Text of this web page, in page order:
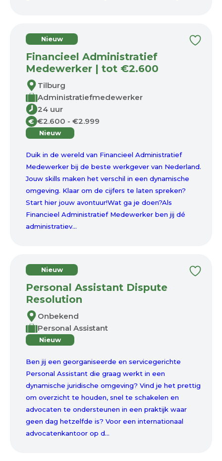
Nieuw
Financieel Administratief
Medewerker | tot €2.600
Tilburg
Administratiefmedewerker
24 uur
€ €2.600 - €2.999
Nieuw
Duik in de wereld van Financieel Administratief
Medewerker bij de beste werkgever van Nederland.
Jouw skills maken het verschil in een dynamische
omgeving. Klaar om de cijfers te laten spreken?
Start hier jouw avontuur!Wat ga je doen?Als
Financieel Administratief Medewerker ben jij dé
administratiev...
Nieuw
Personal Assistant Dispute
Resolution
Onbekend
Personal Assistant
Nieuw
Ben jij een georganiseerde en servicegerichte
Personal Assistant die graag werkt in een
dynamische juridische omgeving? Vind je het prettig
om overzicht te houden, snel te schakelen en
advocaten te ondersteunen in een praktijk waar
geen dag hetzelfde is? Voor een internationaal
advocatenkantoor op d...